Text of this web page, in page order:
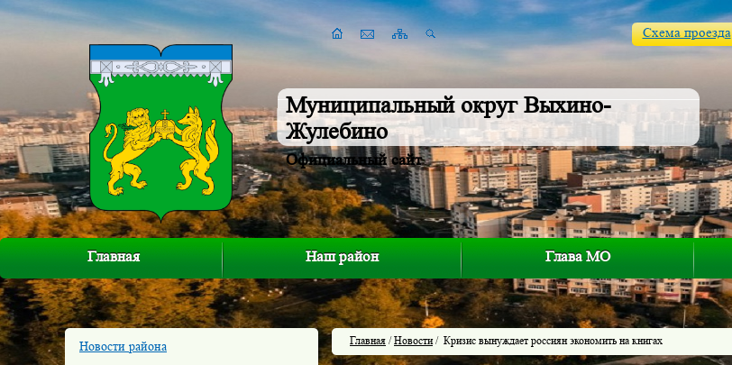
Муниципальный округ Выхино-
Жулебино
Официальный сайт
Схема проезда
Главная Наш район Глава МО
Новости района
Главная /Новости/ Кризис вынуждает россиян экономить на книгах